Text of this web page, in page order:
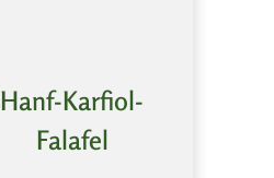
Hanf-Karfiol-
Falafel